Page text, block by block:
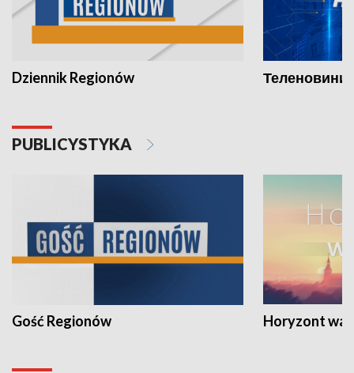
Dziennik Regionów Теленовини
PUBLICYSTYKA
Gość Regionów Horyzont